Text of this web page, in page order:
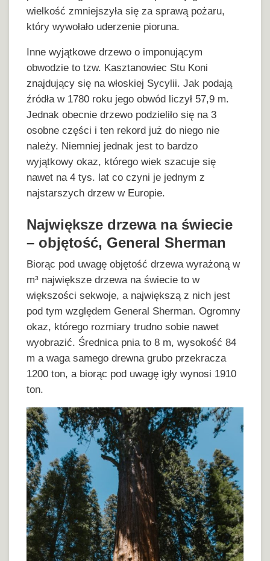
wielkość zmniejszyła się za sprawą pożaru,
który wywołało uderzenie pioruna.
Inne wyjątkowe drzewo o imponującym
obwodzie to tzw. Kasztanowiec Stu Koni
znajdujący się na włoskiej Sycylii. Jak podają
źródła w 1780 roku jego obwód liczył 57,9 m.
Jednak obecnie drzewo podzieliło się na 3
osobne części i ten rekord już do niego nie
należy. Niemniej jednak jest to bardzo
wyjątkowy okaz, którego wiek szacuje się
nawet na 4 tys. lat co czyni je jednym z
najstarszych drzew w Europie.
Największe drzewa na świecie
– objętość, General Sherman
Biorąc pod uwagę objętość drzewa wyrażoną w
m³ największe drzewa na świecie to w
większości sekwoje, a największą z nich jest
pod tym względem General Sherman. Ogromny
okaz, którego rozmiary trudno sobie nawet
wyobrazić. Średnica pnia to 8 m, wysokość 84
m a waga samego drewna grubo przekracza
1200 ton, a biorąc pod uwagę igły wynosi 1910
ton.